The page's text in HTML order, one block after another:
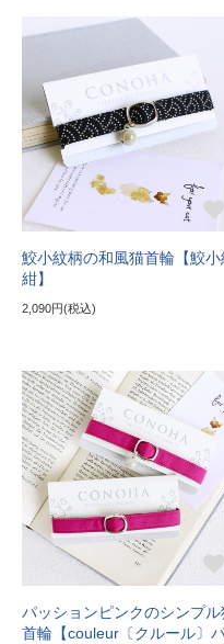
鮫小紋柄の和風猫首輪【鮫小
紺】
2,090円(税込)
パッションピンクのシンプル
首輪【couleur〔クルール〕